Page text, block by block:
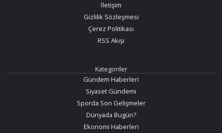
İletişim
Gizlilik Sözleşmesi
Çerez Politikası
RSS Akışı
Kategoriler
Gündem Haberleri
Siyaset Gündemi
Sporda Son Gelişmeler
Dünyada Bugün?
Ekonomi Haberleri